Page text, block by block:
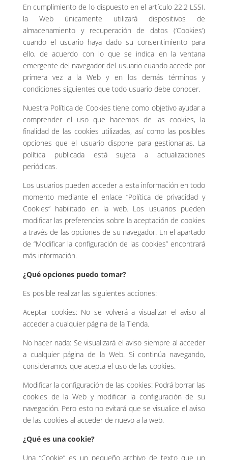
En cumplimiento de lo dispuesto en el artículo 22.2 LSSI,
la Web únicamente utilizará dispositivos de
almacenamiento y recuperación de datos (‘Cookies’)
cuando el usuario haya dado su consentimiento para
ello, de acuerdo con lo que se indica en la ventana
emergente del navegador del usuario cuando accede por
primera vez a la Web y en los demás términos y
condiciones siguientes que todo usuario debe conocer.
Nuestra Política de Cookies tiene como objetivo ayudar a
comprender el uso que hacemos de las cookies, la
finalidad de las cookies utilizadas, así como las posibles
opciones que el usuario dispone para gestionarlas. La
política publicada está sujeta a actualizaciones
periódicas.
Los usuarios pueden acceder a esta información en todo
momento mediante el enlace “Política de privacidad y
Cookies” habilitado en la web. Los usuarios pueden
modificar las preferencias sobre la aceptación de cookies
a través de las opciones de su navegador. En el apartado
de “Modificar la configuración de las cookies” encontrará
más información.
¿Qué opciones puedo tomar?
Es posible realizar las siguientes acciones:
Aceptar cookies: No se volverá a visualizar el aviso al
acceder a cualquier página de la Tienda.
No hacer nada: Se visualizará el aviso siempre al acceder
a cualquier página de la Web. Si continúa navegando,
consideramos que acepta el uso de las cookies.
Modificar la configuración de las cookies: Podrá borrar las
cookies de la Web y modificar la configuración de su
navegación. Pero esto no evitará que se visualice el aviso
de las cookies al acceder de nuevo a la web.
¿Qué es una cookie?
Una “Cookie” es un pequeño archivo de texto que un